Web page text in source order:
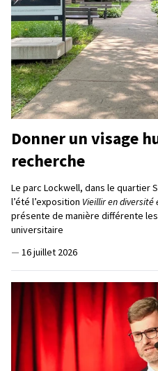
Donner un visage
recherche
Le parc Lockwell, dans le quartier
l’été l’exposition Vieillir en
présente de manière différente
universitaire
— 16 juillet 2026